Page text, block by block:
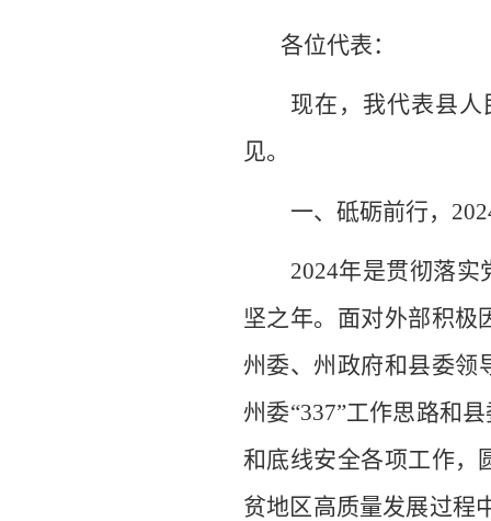
各位代表：
现在，我代表县
见。
一、砥砺前行，
2024年是贯彻落实
坚之年。面对外部积极
州委、州政府和县委领
州委“337”工作思路和
和底线安全各项工作，
贫地区高质量发展过程